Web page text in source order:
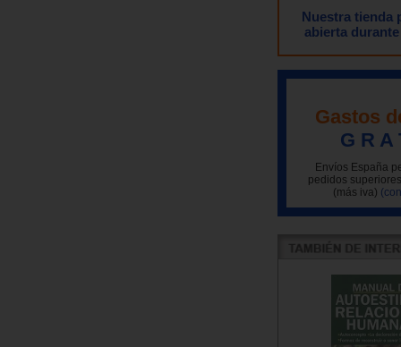
Nuestra tienda
abierta
Gastos
G R A
Envíos España
pedidos
(más iva)